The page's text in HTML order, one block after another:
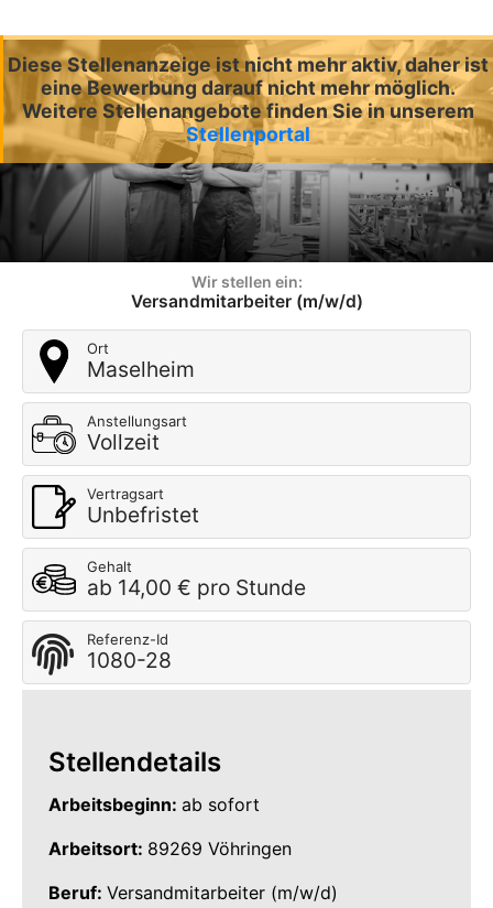
Diese Stellenanzeige ist nicht mehr aktiv, daher ist
eine Bewerbung darauf nicht mehr möglich.
Weitere Stellenangebote finden Sie in unserem
Stellenportal
Wir stellen ein:
Versandmitarbeiter (m/w/d)
Ort
Maselheim
Anstellungsart
Vollzeit
Vertragsart
Unbefristet
Gehalt
ab 14,00 € pro Stunde
Referenz-Id
1080-28
Stellendetails
Arbeitsbeginn: ab sofort
Arbeitsort: 89269 Vöhringen
Beruf: Versandmitarbeiter (m/w/d)